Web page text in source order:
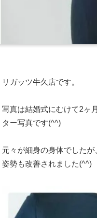
リガッツ牛久店です。
写真は結婚式にむけて2ヶ
ター写真です(^^)
元々が細身の身体でした
姿勢も改善されました(^^)